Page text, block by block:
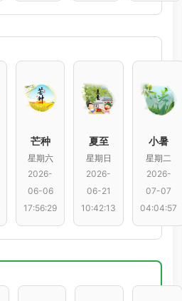
芒种
星期六
2026-
06-06
17:56:29
夏至
星期日
2026-
06-21
10:42:13
小暑
星期二
2026-
07-07
04:04:57